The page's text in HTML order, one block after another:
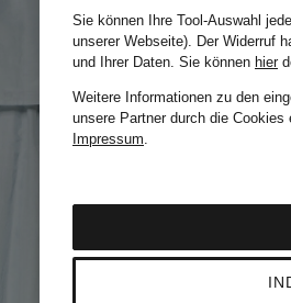
Sie können Ihre Tool-Auswahl
unserer Webseite). Der Widerruf
und Ihrer Daten. Sie können hier
Weitere Informationen zu den
unsere Partner durch die
Impressum.